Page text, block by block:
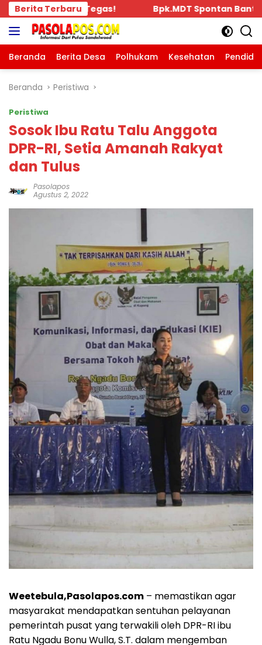
Langsung
ke
konten
Berita Terbaru
Bantu Rp.10 Juta, Kepada Pengurus KKBD Seluruh
Beranda Berita Desa Polhukam Kesehatan
Beranda Peristiwa
Peristiwa
Sosok Ibu Ratu Talu Anggota
DPR-RI, Setia Amanah Rakyat
dan Tulus
Pasolapos
Agustus 2, 2022
Weetebula,Pasolapos.com – memastikan agar
masyarakat mendapatkan sentuhan pelayanan
pemerintah pusat yang terwakili oleh DPR-RI ibu
Ratu Ngadu Bonu Wulla, S.T. dalam mengemban